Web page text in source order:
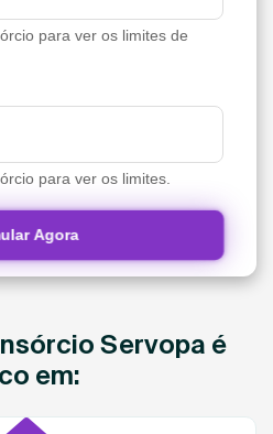
para ver os limites de
para ver os limites.
Agora
Servopa é
em: